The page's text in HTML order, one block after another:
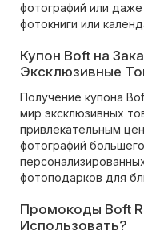
фотографий или
фотокниги или
Купон Boft на
Эксклюзивные
Получение купона
мир эксклюзивных
привлекательным
фотографий
фотоподарков для
Промокоды Boft
Использовать?